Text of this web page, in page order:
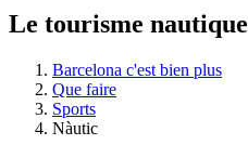
Le tourisme nautique
Barcelona c'est bien plus
Que faire
Sports
Nàutic